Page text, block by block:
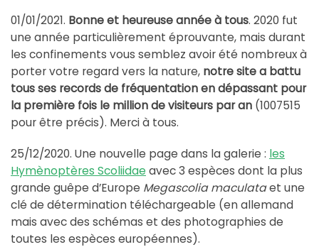
01/01/2021. Bonne et heureuse année à tous. 2020 fut
une année particulièrement éprouvante, mais durant
les confinements vous semblez avoir été nombreux à
porter votre regard vers la nature, notre site a battu
tous ses records de fréquentation en dépassant pour
la première fois le million de visiteurs par an (1007515
pour être précis). Merci à tous.
25/12/2020. Une nouvelle page dans la galerie : les
Hymènoptères Scoliidae avec 3 espèces dont la plus
grande guêpe d’Europe Megascolia maculataet une
clé de détermination téléchargeable (en allemand
mais avec des schémas et des photographies de
toutes les espèces européennes).